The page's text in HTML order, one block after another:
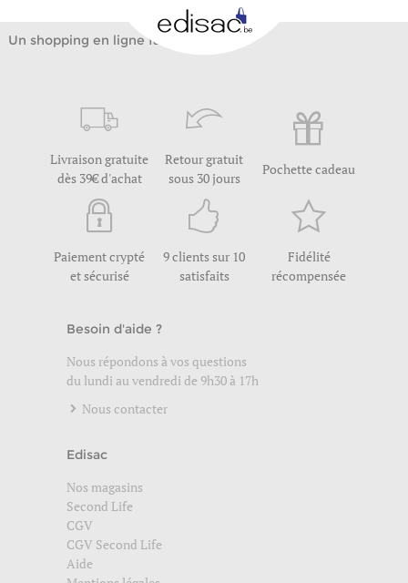
Un shopping en ligne facile
Livraison gratuite
dès 39€ d'achat
Retour gratuit
sous 30 jours
Pochette cadeau
Paiement crypté
et sécurisé
9 clients sur 10
satisfaits
Fidélité
récompensée
Besoin d'aide ?
Nous répondons à vos questions
du lundi au vendredi de 9h30 à 17h
Nous contacter
Edisac
Nos magasins
Second Life
CGV
CGV Second Life
Aide